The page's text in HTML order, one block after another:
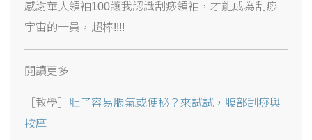
感謝華人領袖100讓我認識刮痧領袖，才能成為刮痧
宇宙的一員，超棒!!!!
閱讀更多
［教學］ 肚子容易脹氣或便秘？來試試，腹部刮痧與
按摩